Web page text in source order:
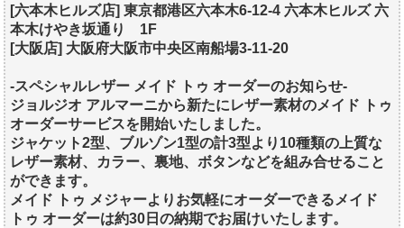
[六本木ヒルズ店] 東京都港区六本木6-12-4 六本木ヒルズ 六
本木けやき坂通り 1F
[大阪店] 大阪府大阪市中央区南船場3-11-20
-スペシャルレザー メイド トゥ オーダーのお知らせ-
ジョルジオ アルマーニから新たにレザー素材のメイド トゥ
オーダーサービスを開始いたしました。
ジャケット2型、ブルゾン1型の計3型より10種類の上質な
レザー素材、カラー、裏地、ボタンなどを組み合せること
ができます。
メイド トゥ メジャーよりお気軽にオーダーできるメイド
トゥ オーダーは約30日の納期でお届けいたします。